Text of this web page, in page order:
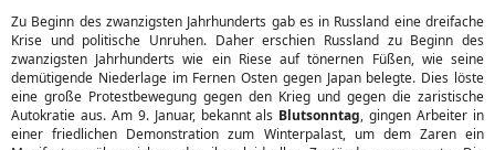
Zu Beginn des zwanzigsten Jahrhunderts gab es in Russland eine dreifache
Krise und politische Unruhen. Daher erschien Russland zu Beginn des
zwanzigsten Jahrhunderts wie ein Riese auf tönernen Füßen, wie seine
demütigende Niederlage im Fernen Osten gegen Japan belegte. Dies löste
eine große Protestbewegung gegen den Krieg und gegen die zaristische
Autokratie aus. Am 9. Januar, bekannt als Blutsonntag, gingen Arbeiter in
einer friedlichen Demonstration zum Winterpalast, um dem Zaren ein